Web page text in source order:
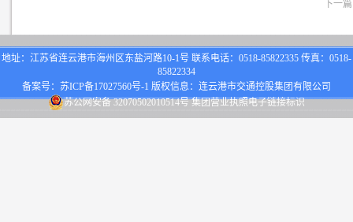
下一
地址：江苏省连云港市海州区东盐河路10-1号 联系电话：0518-85822335 传真：0518-
85822334
备案号： 苏ICP备17027560号-1 版权信息：连云港市交通控股集团有限公司
苏公网安备 32070502010514号 集团营业执照电子链接标识